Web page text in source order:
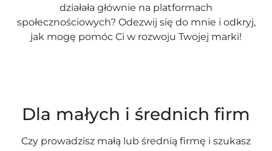
działała głównie na platformach
społecznościowych? Odezwij się do mnie i odkryj,
jak mogę pomóc Ci w rozwoju Twojej marki!
Dla małych i średnich firm
Czy prowadzisz małą lub średnią firmę i szukasz